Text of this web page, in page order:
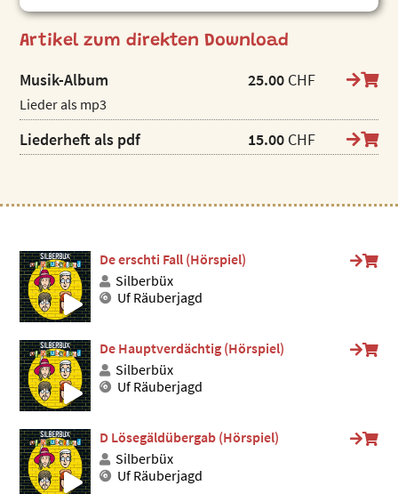
Artikel zum direkten Download
Musik-Album 25.00 CHF
Lieder als mp3
Liederheft als pdf 15.00 CHF
De erschti Fall (Hörspiel)
Silberbüx
Uf Räuberjagd
De Hauptverdächtig (Hörspiel)
Silberbüx
Uf Räuberjagd
D Lösegäldübergab (Hörspiel)
Silberbüx
Uf Räuberjagd